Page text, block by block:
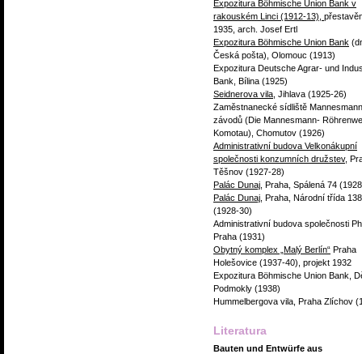
Expozitura Böhmische Union Bank v
rakouském Linci (1912-13),
1935, arch. Josef Ertl
Expozitura Böhmische Union Bank
Česká pošta), Olomouc (1913)
Expozitura Deutsche Agrar- und
Bank, Bílina (1925)
Seidnerova vila , Jihlava (1925-26)
Zaměstnanecké sídliště
závodů (Die Mannesmann-
Komotau), Chomutov (1926)
Administrativní budova Velkonákupní
společnosti konzumních družstev,
Těšnov (1927-28)
Palác Dunaj , Praha, Spálená 74
Palác Dunaj , Praha, Národní třída 138
(1928-30)
Administrativní budova společnosti
Praha (1931)
Obytný komplex „Malý Berlín“ Praha
Holešovice (1937-40), projekt 1932
Expozitura Böhmische Union Bank,
Podmokly (1938)
Hummelbergova vila, Praha Zlíchov
Literatura
Bauten und Entwürfe aus